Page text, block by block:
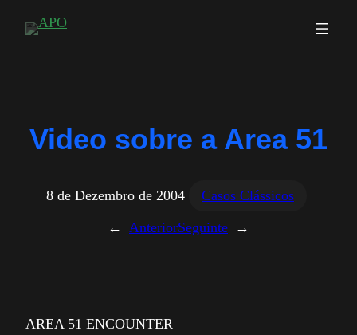
Video sobre a Area 51
8 de Dezembro de 2004
Casos Clássicos
← AnteriorSeguinte →
AREA 51 ENCOUNTER